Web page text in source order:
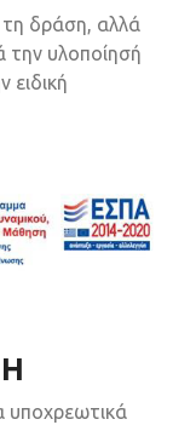
δράση, αλλά
την υλοποίησή
ειδική
υποχρεωτικά